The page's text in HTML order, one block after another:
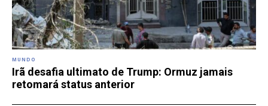
MUNDO
Irã desafia ultimato de Trump: Ormuz jamais
retomará status anterior